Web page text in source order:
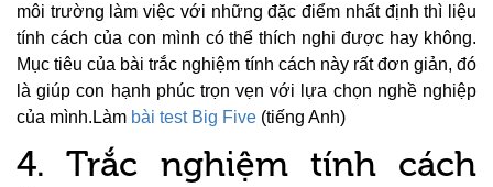
môi trường làm việc với những đặc điểm nhất định thì liệu
tính cách của con mình có thể thích nghi được hay không.
Mục tiêu của bài trắc nghiệm tính cách này rất đơn giản, đó
là giúp con hạnh phúc trọn vẹn với lựa chọn nghề nghiệp
của mình.Làm bài test Big Five (tiếng Anh)
4. Trắc nghiệm tính cách